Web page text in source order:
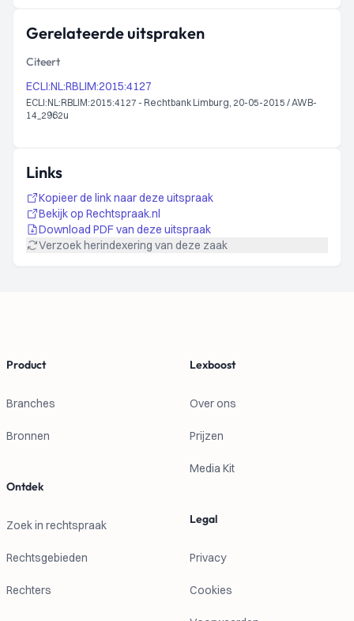
Gerelateerde uitspraken
Citeert
ECLI:NL:RBLIM:2015:4127
ECLI:NL:RBLIM:2015:4127 - Rechtbank Limburg, 20-05-2015 / AWB-
14_2962u
Links
Kopieer de link naar deze uitspraak
Bekijk op Rechtspraak.nl
Download PDF van deze uitspraak
Verzoek herindexering van deze zaak
Product
Branches
Bronnen
Ontdek
Zoek in rechtspraak
Rechtsgebieden
Rechters
Lexboost
Over ons
Prijzen
Media Kit
Legal
Privacy
Cookies